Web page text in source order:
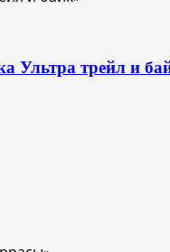
Ультра трейл и